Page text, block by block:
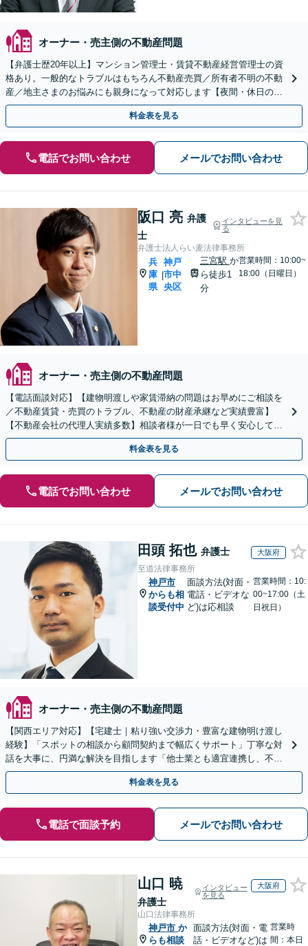
オーナー・売主側の不動産問題
【弁護士歴20年以上】マンション管理士・賃貸不動産経営管理士の資
格あり。一般的なトラブルはもちろん不動産売買／所有者不明の不動
産／地主さまのお悩みにも親身になって対応します【夜間・休日の相
談可】【元町駅7分】
料金表を見る
電話でお問い合わせ メールでお問い合わせ
阪口 亮 弁護
士
インタビューを見
る
弁護士法人らい麦法律事務所
兵
庫
県
|
神戸
市中
央区
三宮駅 か
ら徒歩1
分
営業時間：10:00~
18:00（日曜日）
オーナー・売主側の不動産問題
【電話面談対応】【建物明渡しや家賃滞納の問題はお早めにご相談を
／不動産賃貸・売買のトラブル、不動産の財産承継など実績豊富】
【不動産会社の代理人実績多数】相談者様が一日でも早く安心して不
動産を利用できるようサポート
料金表を見る
電話でお問い合わせ メールでお問い合わせ
田頭 拓也 弁護士 大阪府
至道法律事務所
神戸市
からも相
談受付中
面談方法(対面・
電話・ビデオな
ど)は応相談
営業時間：10:
00~17:00（土
日祝日）
オーナー・売主側の不動産問題
【関西エリア対応】【宅建士｜粘り強い交渉力・豊富な建物明け渡し
経験】「スポットの相談から顧問契約まで幅広くサポート」丁寧な対
話を大事に、円満な解決を目指します「他士業とも適宜連携し、不動
産経営者さまに法的観点から戦略的なアドバイスを提供」
料金表を見る
電話で面談予約 メールでお問い合わせ
山口 暁
弁護士
インタビュー
を見る
大阪府
山口法律事務所
神戸市 か
らも相談
面談方法(対面・電
話・ビデオなど)は
営業時
間：本日